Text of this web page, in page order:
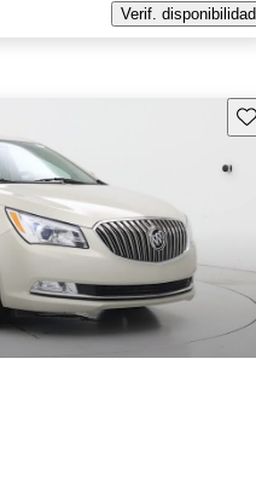
Verif. disponibilidad